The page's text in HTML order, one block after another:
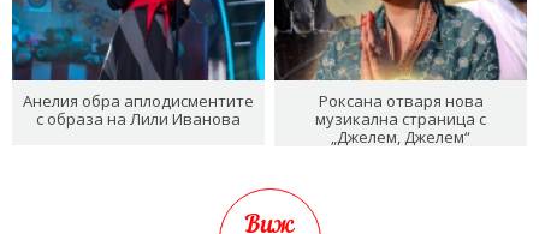
Анелия обра аплодисментите
с образа на Лили Иванова
Роксана отваря нова
музикална страница с
„Джелем, Джелем“
Виж